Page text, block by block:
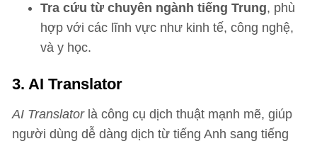
Tra cứu từ chuyên ngành tiếng Trung, phù
hợp với các lĩnh vực như kinh tế, công nghệ,
và y học.
3. AI Translator
AI Translatorlà công cụ dịch thuật mạnh mẽ, giúp
người dùng dễ dàng dịch từ tiếng Anh sang tiếng